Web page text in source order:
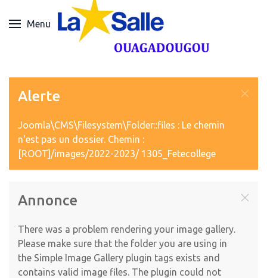
Menu
Alerte
Joomla\CMS\Filesystem\Folder::files : Le chemin
n'est pas un dossier. Chemin :
[ROOT]/images/2022-2023/ 1305_Fetecollege
Annonce
There was a problem rendering your image gallery.
Please make sure that the folder you are using in
the Simple Image Gallery plugin tags exists and
contains valid image files. The plugin could not